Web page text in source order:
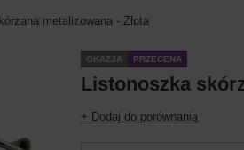
metalizowana - Złota
OKAZJA PRZECENA
Listonoszka
+ Dodaj do porównania